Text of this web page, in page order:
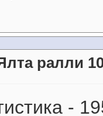
ралли
-